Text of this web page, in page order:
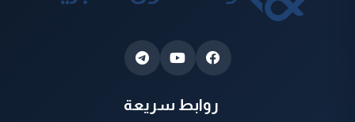
روابط سريعة